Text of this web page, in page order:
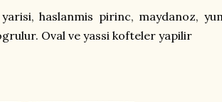
haslanmis pirinc, maydanoz,
Oval ve yassi kofteler yapilir